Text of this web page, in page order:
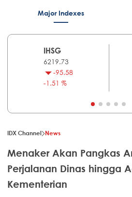
Major Indexes
IHSG
6219.73
-95.58
-1.51 %
IDX Channel News
Menaker Akan Pangkas
Perjalanan Dinas hingga
Kementerian